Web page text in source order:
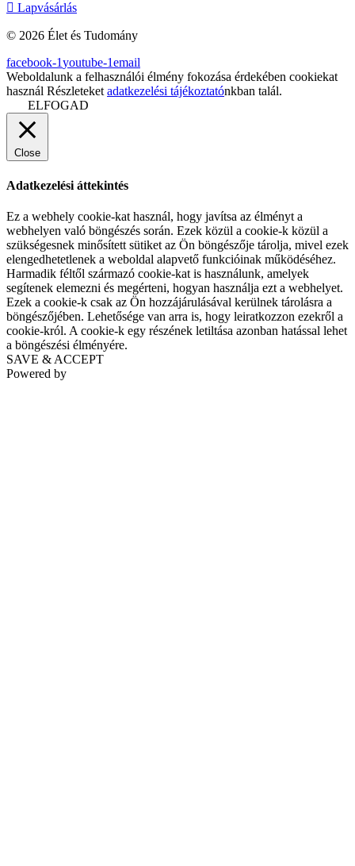
Lapvásárlás
© 2026 Élet és Tudomány
facebook-1youtube-1email
Weboldalunk a felhasználói élmény fokozása érdekében cookiekat
használ Részleteket adatkezelési tájékoztatónkban talál.
ELFOGAD
Close
Adatkezelési áttekintés
Ez a webhely cookie-kat használ, hogy javítsa az élményt a
webhelyen való böngészés során. Ezek közül a cookie-k közül a
szükségesnek minősített sütiket az Ön böngészője tárolja, mivel ezek
elengedhetetlenek a weboldal alapvető funkcióinak működéséhez.
Harmadik féltől származó cookie-kat is használunk, amelyek
segítenek elemezni és megérteni, hogyan használja ezt a webhelyet.
Ezek a cookie-k csak az Ön hozzájárulásával kerülnek tárolásra a
böngészőjében. Lehetősége van arra is, hogy leiratkozzon ezekről a
cookie-król. A cookie-k egy részének letiltása azonban hatással lehet
a böngészési élményére.
SAVE & ACCEPT
Powered by